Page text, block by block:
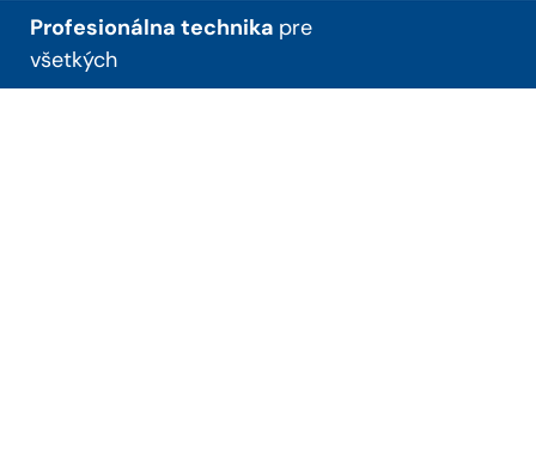
Profesionálna technika pre
všetkých